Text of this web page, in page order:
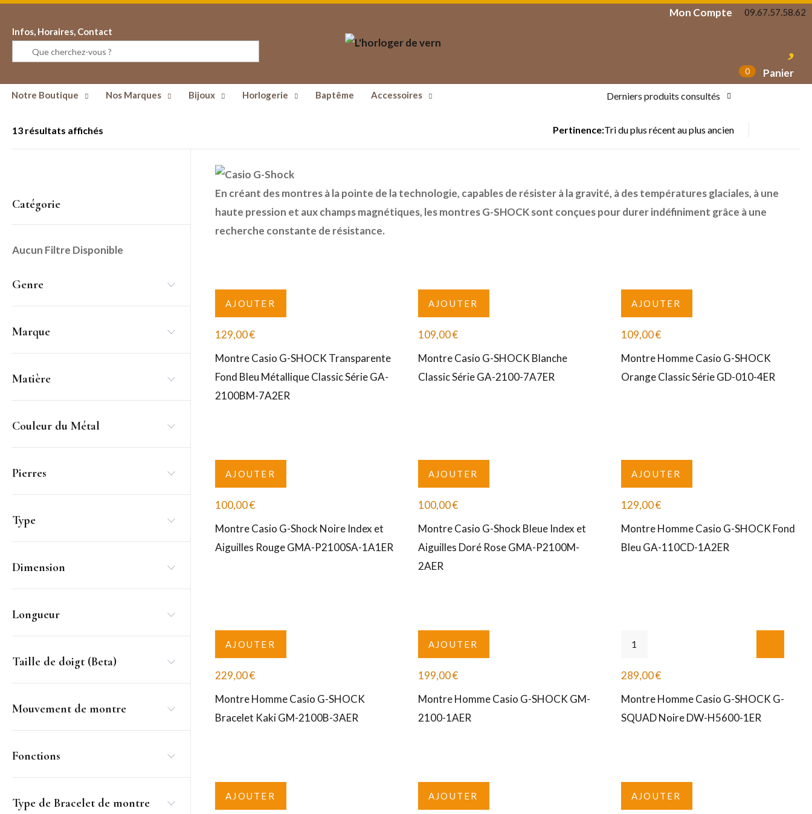
Infos, Horaires, Contact
Mon Compte 09.67.57.58.62
0 Panier
Notre Boutique Nos Marques Bijoux Horlogerie Baptême Accessoires Derniers produits consultés
13 résultats affichés Pertinence:
Catégorie
Aucun Filtre Disponible
Genre
Marque
Matière
Couleur du Métal
Pierres
Type
Dimension
Longueur
Taille de doigt (Beta)
Mouvement de montre
Fonctions
Type de Bracelet de montre
En créant des montres à la pointe de la technologie, capables de résister à la gravité, à des températures glaciales, à une
haute pression et aux champs magnétiques, les montres G-SHOCK sont conçues pour durer indéfiniment grâce à une
recherche constante de résistance.
AJOUTER
129,00€
Montre Casio G-SHOCK Transparente
Fond Bleu Métallique Classic Série GA-
2100BM-7A2ER
AJOUTER
109,00€
Montre Casio G-SHOCK Blanche
Classic Série GA-2100-7A7ER
AJOUTER
109,00€
Montre Homme Casio G-SHOCK
Orange Classic Série GD-010-4ER
AJOUTER
100,00€
Montre Casio G-Shock Noire Index et
Aiguilles Rouge GMA-P2100SA-1A1ER
AJOUTER
100,00€
Montre Casio G-Shock Bleue Index et
Aiguilles Doré Rose GMA-P2100M-
2AER
AJOUTER
129,00€
Montre Homme Casio G-SHOCK Fond
Bleu GA-110CD-1A2ER
AJOUTER
229,00€
Montre Homme Casio G-SHOCK
Bracelet Kaki GM-2100B-3AER
AJOUTER
199,00€
Montre Homme Casio G-SHOCK GM-
2100-1AER
289,00€
Montre Homme Casio G-SHOCK G-
SQUAD Noire DW-H5600-1ER
AJOUTER AJOUTER AJOUTER